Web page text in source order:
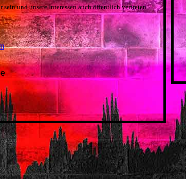
und unsere Interessen auch öffentlich vertreten.